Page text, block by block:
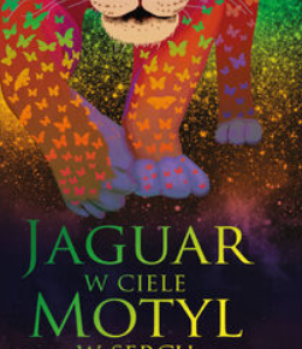
chęci, nie udaje nam się tego osiągnąć.
narzędzia, które pomogą lepiej
autorka książki Ewka,